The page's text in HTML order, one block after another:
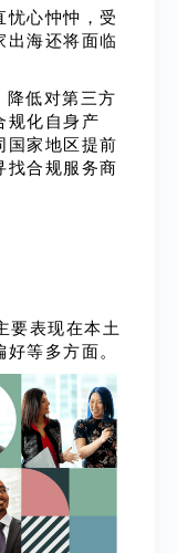
忧心忡忡，受
出海还将面临
降低对第三方
规化自身产
国家地区提前
找合规服务商
要表现在本土
等多方面。